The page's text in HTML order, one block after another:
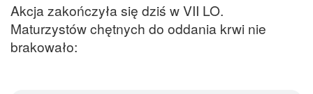
Akcja zakończyła się dziś w VII LO.
Maturzystów chętnych do oddania krwi nie
brakowało: